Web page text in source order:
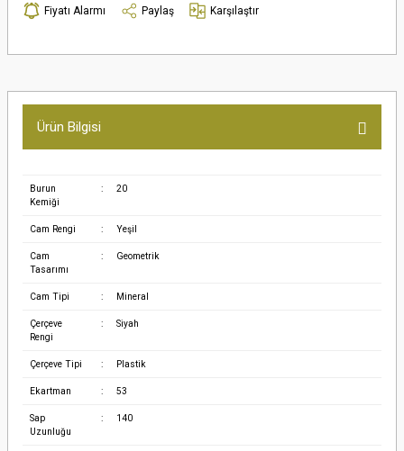
Fiyatı Alarmı
Paylaş Karşılaştır
Ürün Bilgisi
Burun
Kemiği
: 20
Cam Rengi : Yeşil
Cam
Tasarımı
: Geometrik
Cam Tipi : Mineral
Çerçeve
Rengi
: Siyah
Çerçeve Tipi : Plastik
Ekartman : 53
Sap
Uzunluğu
: 140